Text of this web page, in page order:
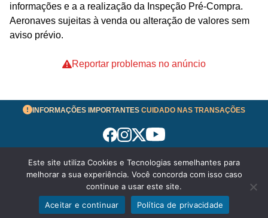
WhatsApp Enviar mensagem
informações e a a realização da Inspeção Pré-Compra.
Aeronaves sujeitas à venda ou alteração de valores sem
aviso prévio.
Reportar problemas no anúncio
INFORMAÇÕES IMPORTANTES CUIDADO NAS TRANSAÇÕES
Termos de Uso
© 2026 aeronavesavenda.com | Todos os Direitos
Reservados!
Política de Privacidade
Este site utiliza Cookies e Tecnologias semelhantes para
melhorar a sua experiência. Você concorda com isso caso
continue a usar este site.
Aceitar e continuar
Política de privacidade